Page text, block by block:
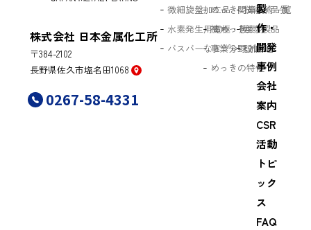
株式会社 日本金属化工所
〒384-2102
長野県佐久市塩名田1068
0267-58-4331
微細旋盤加工品
水素発生用電極・膜
バスバーなどプレス加工品
めっき関連技術一覧
被めっき素材
事業分野／用途
めっきの特性
技術／品質
主な製品
設備
製
作・
開発
事例
会社
案内
CSR
活動
トピ
ック
ス
FAQ